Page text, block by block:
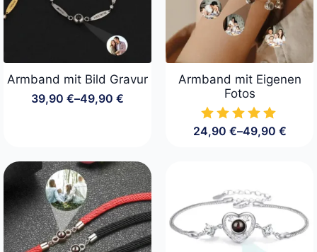
Armband mit Bild Gravur
39,90 €–49,90 €
Preisspanne:
Armband mit Eigenen
Fotos
24,90 €–49,90 €
Preisspanne: